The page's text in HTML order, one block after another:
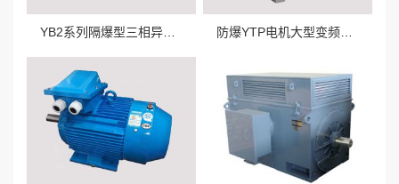
YB2系列隔爆型三相异步电动机 防爆YTP电机大型变频电机